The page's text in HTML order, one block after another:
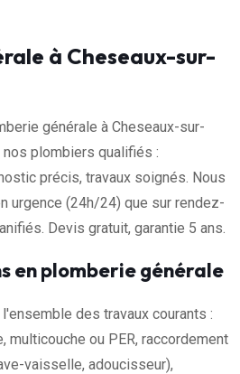
à Cheseaux-sur-
générale à Cheseaux-sur-
plombiers qualifiés :
précis, travaux soignés. Nous
urgence (24h/24) que sur rendez-
Devis gratuit, garantie 5 ans.
en plomberie générale
des travaux courants :
multicouche ou PER, raccordement
vaisselle, adoucisseur),